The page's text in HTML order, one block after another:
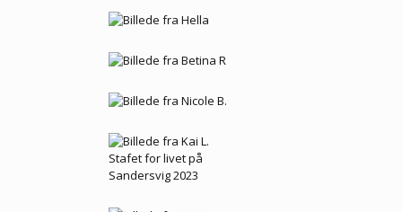
Stafet for livet på
Sandersvig 2023